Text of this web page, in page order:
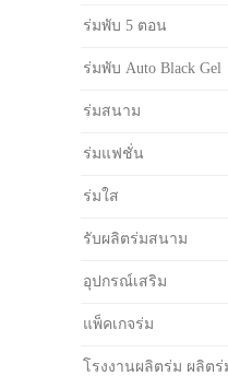
ร่มพับ 5 ตอน
ร่มพับ Auto Black Gel
ร่มสนาม
ร่มแฟชั่น
ร่มใส
รับผลิตร่มสนาม
อุปกรณ์เสริม
แพ็คเกจร่ม
โรงงานผลิตร่ม ผลิต